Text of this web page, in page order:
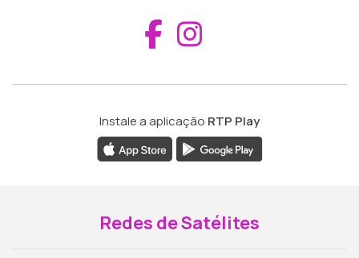
Aceder ao
Instale a aplicação RTP Play
Redes de Satélites